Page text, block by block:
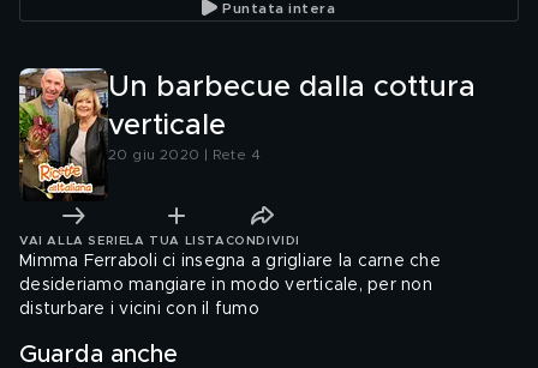
Puntata intera
Un barbecue dalla cottura
verticale
20 giu 2020 | Rete 4
VAI ALLA SERIE LA TUA LISTA CONDIVIDI
Mimma Ferraboli ci insegna a grigliare la carne che
desideriamo mangiare in modo verticale, per non
disturbare i vicini con il fumo
Guarda anche